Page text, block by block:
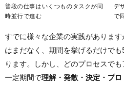
普段の仕事はいくつものタスクが同
時並行で進む
デ
で
すでに様々な企業の実践がありま
はまだなく、期間を挙げるだけで
ります。しかし、どのプロセスでも
一定期間で理解・発散・決定・プ